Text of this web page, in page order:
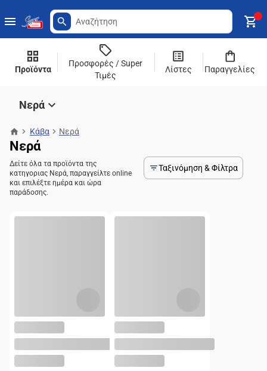
Προϊόντα
Προσφορές / Super
Τιμές
Λίστες Παραγγελίες
Νερά
Κάβα Νερά
Νερά
Δείτε όλα τα προϊόντα της
κατηγοριας Νερά, παραγγείλτε online
και επιλέξτε ημέρα και ώρα
παράδοσης.
Ταξινόμηση & Φίλτρα